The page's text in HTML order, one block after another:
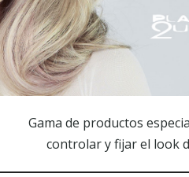
Gama de productos
controlar y fijar el look